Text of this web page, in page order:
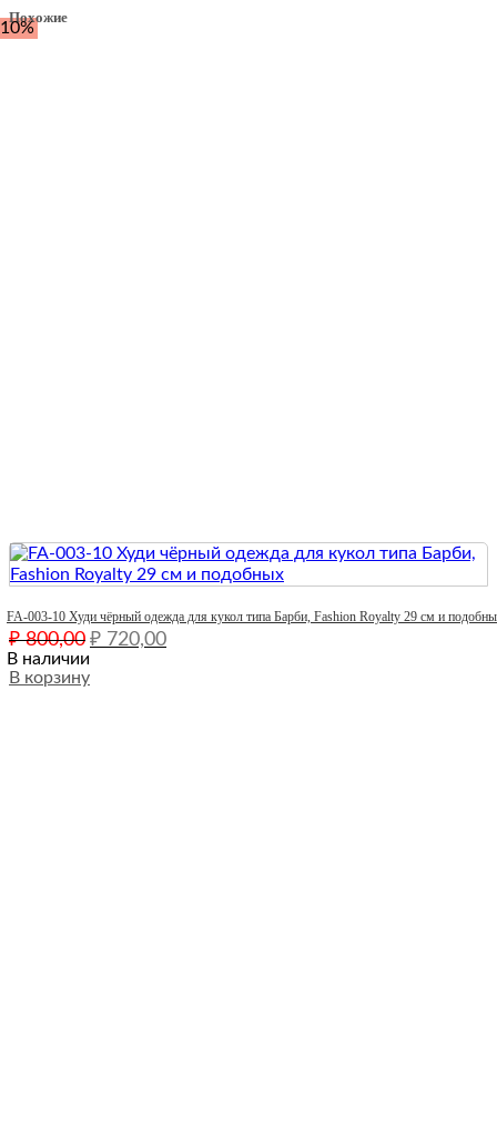
Похожие
FA-003-10 Худи чёрный одежда для кукол типа Барби, Fashion Royalty 29 см и
₽800,00 Первоначальная
составляла
₽ 720,00Текущая
В наличии
В корзину